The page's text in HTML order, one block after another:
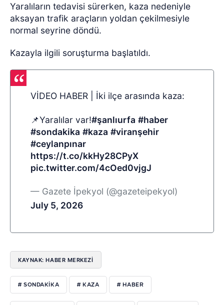
Yaralıların tedavisi sürerken, kaza nedeniyle
aksayan trafik araçların yoldan çekilmesiyle
normal seyrine döndü.
Kazayla ilgili soruşturma başlatıldı.
VİDEO HABER | İki ilçe arasında kaza:
📌Yaralılar var!#şanlıurfa #haber
#sondakika #kaza #viranşehir
#ceylanpınar
https://t.co/kkHy28CPyX
pic.twitter.com/4cOed0vjgJ
— Gazete İpekyol (@gazeteipekyol)
July 5, 2026
KAYNAK: HABER MERKEZI
# SONDAKIKA # KAZA # HABER